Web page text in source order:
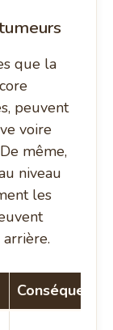
que la
peuvent
voire
même,
niveau
les